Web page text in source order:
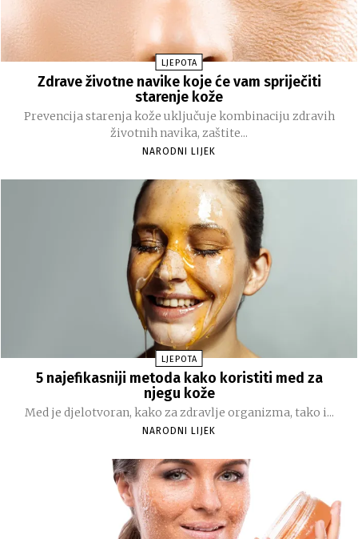
LJEPOTA
Zdrave životne navike koje će vam spriječiti
starenje kože
Prevencija starenja kože uključuje kombinaciju zdravih
životnih navika, zaštite...
NARODNI LIJEK
LJEPOTA
5 najefikasniji metoda kako koristiti med za
njegu kože
Med je djelotvoran, kako za zdravlje organizma, tako i...
NARODNI LIJEK